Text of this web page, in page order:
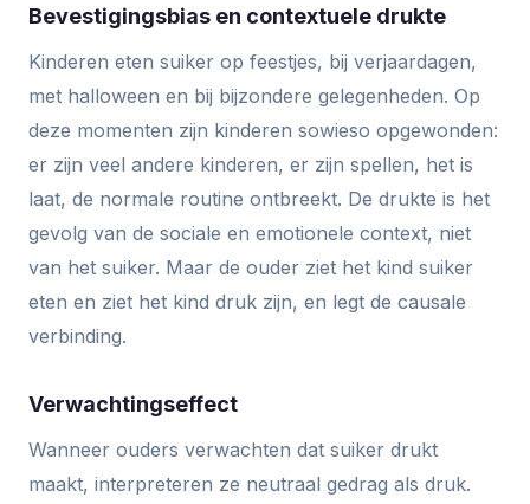
Bevestigingsbias en contextuele drukte
Kinderen eten suiker op feestjes, bij verjaardagen,
met halloween en bij bijzondere gelegenheden. Op
deze momenten zijn kinderen sowieso opgewonden:
er zijn veel andere kinderen, er zijn spellen, het is
laat, de normale routine ontbreekt. De drukte is het
gevolg van de sociale en emotionele context, niet
van het suiker. Maar de ouder ziet het kind suiker
eten en ziet het kind druk zijn, en legt de causale
verbinding.
Verwachtingseffect
Wanneer ouders verwachten dat suiker drukt
maakt, interpreteren ze neutraal gedrag als druk.